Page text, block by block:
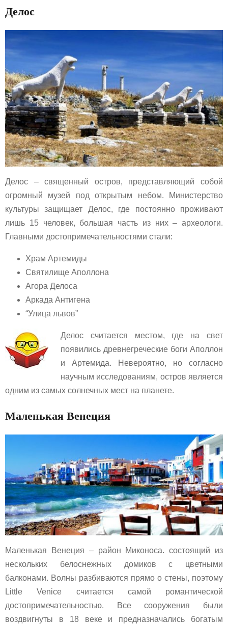
Делос
Делос – священный остров, представляющий собой
огромный музей под открытым небом. Министерство
культуры защищает Делос, где постоянно проживают
лишь 15 человек, большая часть из них – археологи.
Главными достопримечательностями стали:
Храм Артемиды
Святилище Аполлона
Агора Делоса
Аркада Антигена
“Улица львов”
Делос считается местом, где на свет
появились древнегреческие боги Аполлон
и Артемида. Невероятно, но согласно
научным исследованиям, остров является
одним из самых солнечных мест на планете.
Маленькая Венеция
Маленькая Венеция – район Миконоса. состоящий из
нескольких белоснежных домиков с цветными
балконами. Волны разбиваются прямо о стены, поэтому
Little Venice считается самой романтической
достопримечательностью. Все сооружения были
воздвигнуты в 18 веке и предназначались богатым